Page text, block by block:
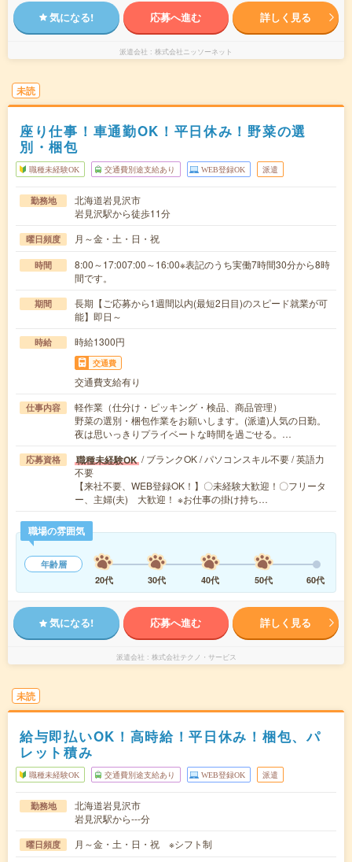
気になる! 応募へ進む 詳しく見る
派遣会社 株式会社ニッソーネット
未読
座り仕事！車通勤OK！平日休み！野菜の選
別・梱包
職種未経験OK 交通費別途支給あり WEB登録OK 派遣
勤務地
北海道岩見沢市
岩見沢駅から徒歩11分
曜日頻度 月～金・土・日・祝
時間
8:00～17:007:00～16:00※表記のうち実働7時間30分から8時
間です。
期間
長期【ご応募から1週間以内(最短2日目)のスピード就業が可
能】即日～
時給 時給1300円
交通費
交通費支給有り
仕事内容
軽作業（仕分け・ピッキング・検品、商品管理）
野菜の選別・梱包作業をお願いします。(派遣)人気の日勤。
夜は思いっきりプライベートな時間を過ごせる。…
応募資格 職種未経験OK / ブランクOK / パソコンスキル不要 / 英語力
不要
【来社不要、WEB登録OK！】〇未経験大歓迎！〇フリータ
ー、主婦(夫) 大歓迎！ ※お仕事の掛け持ち…
職場の雰囲気
年齢層
20代
30代 40代 50代 60代
気になる! 応募へ進む 詳しく見る
派遣会社 株式会社テクノ・サービス
未読
給与即払いOK！高時給！平日休み！梱包、パ
レット積み
職種未経験OK 交通費別途支給あり WEB登録OK 派遣
勤務地
北海道岩見沢市
岩見沢駅から---分
曜日頻度 月～金・土・日・祝 ※シフト制